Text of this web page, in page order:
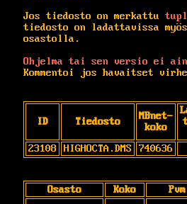
Jos tiedosto on merkattu
tiedosto on ladattavissa
osastolla.
Ohjelma tai sen versio ei
Kommentoi jos havaitset
ID Tiedosto
MBnet-
koko
23108
HIGHOCTA.DMS 740636
Osasto Koko Pvm